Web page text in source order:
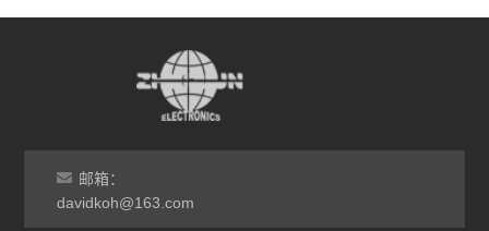
邮箱：
davidkoh@163.com